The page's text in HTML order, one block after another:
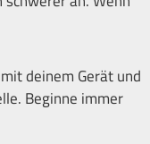
deinem Gerät und
Beginne immer